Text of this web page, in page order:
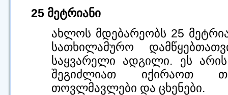
25 მეტრიანი
ახლოს მდებარეობს 25
სათხილამურო
საყვარელი ადგილი. ეს
შეგიძლიათ იქირაოთ
თოვლმავლები და ცხენები.